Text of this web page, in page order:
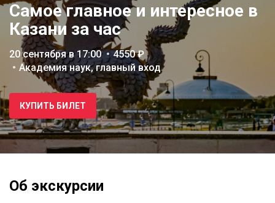
Самое главное и интересное в
Казани за час
20 сентября в 17:00
4550 ₽
Академия наук, главный вход
КУПИТЬ БИЛЕТ
Об экскурсии